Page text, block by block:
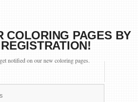
COLORING PAGES BY
notified on our new coloring pages.